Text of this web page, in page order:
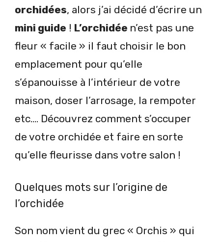
orchidées, alors j’ai décidé d’écrire un
mini guide ! L’orchidée n’est pas une
fleur « facile » il faut choisir le bon
emplacement pour qu’elle
s’épanouisse à l’intérieur de votre
maison, doser l’arrosage, la rempoter
etc…. Découvrez comment s’occuper
de votre orchidée et faire en sorte
qu’elle fleurisse dans votre salon !
Quelques mots sur l’origine de
l’orchidée
Son nom vient du grec « Orchis » qui